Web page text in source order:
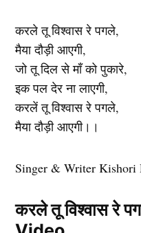
करले तू विश्वास रे पगले,
मैया दौड़ी आएगी,
जो तू दिल से माँ को पुकारे,
इक पल देर ना लाएगी,
करलें तू विश्वास रे पगले,
मैया दौड़ी आएगी।।
Singer & Writer Kishori
करले तू विश्वास रे